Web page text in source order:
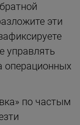
эти
управлять
операционных
по частым